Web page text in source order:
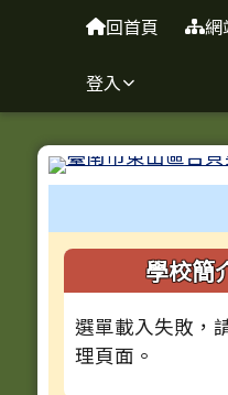
跳至主內容區
臺南市吉
導覽列回首頁 網
登入
左邊區域內
學校簡
選單載入失敗，
理頁面。
頁尾區域